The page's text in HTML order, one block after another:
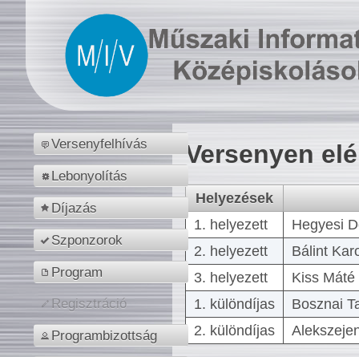
Versenyfelhívás
Lebonyolítás
Díjazás
Szponzorok
Program
Regisztráció
Programbizottság
Versenyen
Helyezések
1. helyezett
Hegyesi
2. helyezett
Bálint
3. helyezett
Kiss
1. különdíjas
Bosznai
2. különdíjas